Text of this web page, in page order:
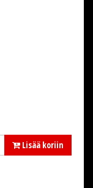
Lisää koriin